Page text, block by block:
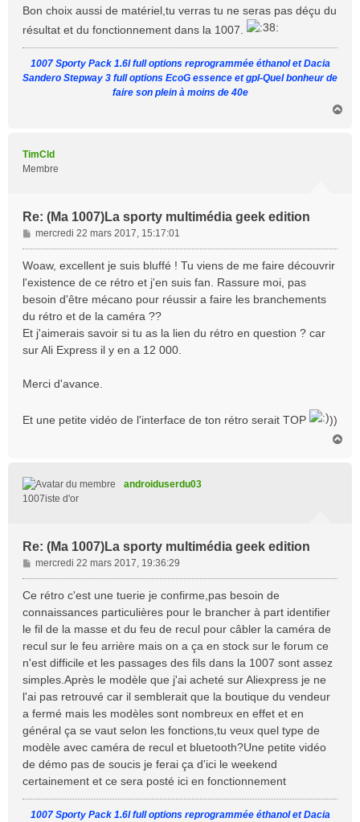
s
a
g
e
Bon choix aussi de matériel,tu verras tu ne seras pas déçu du
résultat et du fonctionnement dans la 1007.
1007 Sporty Pack 1.6l full options reprogrammée éthanol et Dacia
Sandero Stepway 3 full options EcoG essence et gpl-Quel bonheur de
faire son plein à moins de 40e
TimCld
Membre
Re: (Ma 1007)La sporty multimédia geek edition
M
e
s
g
e
mercredi 22 mars 2017, 15:17:01
Woaw, excellent je suis bluffé ! Tu viens de me faire découvrir
l'existence de ce rétro et j'en suis fan. Rassure moi, pas
besoin d'être mécano pour réussir a faire les branchements
du rétro et de la caméra ??
Et j'aimerais savoir si tu as la lien du rétro en question ? car
sur Ali Express il y en a 12 000.
Merci d'avance.
Et une petite vidéo de l'interface de ton rétro serait TOP
))
androiduserdu03
1007iste d'or
Re: (Ma 1007)La sporty multimédia geek edition
M
e
s
g
e
mercredi 22 mars 2017, 19:36:29
Ce rétro c'est une tuerie je confirme,pas besoin de
connaissances particulières pour le brancher à part identifier
le fil de la masse et du feu de recul pour câbler la caméra de
recul sur le feu arrière mais on a ça en stock sur le forum ce
n'est difficile et les passages des fils dans la 1007 sont assez
simples.Après le modèle que j'ai acheté sur Aliexpress je ne
l'ai pas retrouvé car il semblerait que la boutique du vendeur
a fermé mais les modèles sont nombreux en effet et en
général ça se vaut selon les fonctions,tu veux quel type de
modèle avec caméra de recul et bluetooth?Une petite vidéo
de démo pas de soucis je ferai ça d'ici le weekend
certainement et ce sera posté ici en fonctionnement
1007 Sporty Pack 1.6l full options reprogrammée éthanol et Dacia